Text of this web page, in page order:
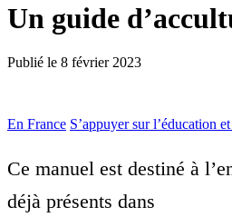
Un guide
Publié le 8 février 2023
En France S’appuyer sur l’éducation
Ce manuel est destiné à
déjà présents dans